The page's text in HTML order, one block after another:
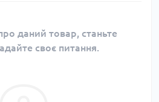
даний товар, станьте
своє питання.